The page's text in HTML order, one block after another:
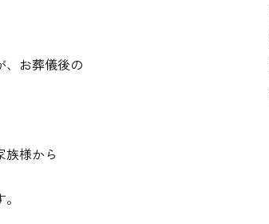
、お葬儀後の
族様から